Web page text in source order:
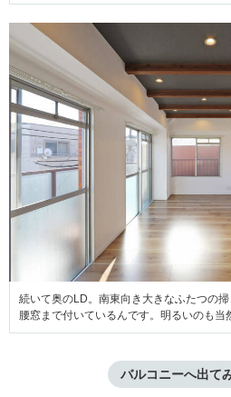
続いて奥のLD。南東向き大きなふたつの
腰窓まで付いているんです。明るいのも当
バルコニーへ出て